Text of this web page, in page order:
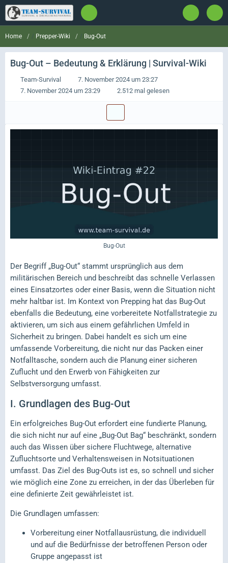
Home Prepper-Wiki Bug-Out
Bug-Out – Bedeutung & Erklärung | Survival-Wiki
Team-Survival
7. November 2024 um 23:27
7. November 2024 um 23:29
2.512 mal gelesen
Bug-Out
Der Begriff „Bug-Out“ stammt ursprünglich aus dem
militärischen Bereich und beschreibt das schnelle Verlassen
eines Einsatzortes oder einer Basis, wenn die Situation nicht
mehr haltbar ist. Im Kontext von Prepping hat das Bug-Out
ebenfalls die Bedeutung, eine vorbereitete Notfallstrategie zu
aktivieren, um sich aus einem gefährlichen Umfeld in
Sicherheit zu bringen. Dabei handelt es sich um eine
umfassende Vorbereitung, die nicht nur das Packen einer
Notfalltasche, sondern auch die Planung einer sicheren
Zuflucht und den Erwerb von Fähigkeiten zur
Selbstversorgung umfasst.
I. Grundlagen des Bug-Out
Ein erfolgreiches Bug-Out erfordert eine fundierte Planung,
die sich nicht nur auf eine „Bug-Out Bag“ beschränkt, sondern
auch das Wissen über sichere Fluchtwege, alternative
Zufluchtsorte und Verhaltensweisen in Notsituationen
umfasst. Das Ziel des Bug-Outs ist es, so schnell und sicher
wie möglich eine Zone zu erreichen, in der das Überleben für
eine definierte Zeit gewährleistet ist.
Die Grundlagen umfassen:
Vorbereitung einer Notfallausrüstung, die individuell
und auf die Bedürfnisse der betroffenen Person oder
Gruppe angepasst ist